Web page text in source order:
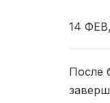
14
После